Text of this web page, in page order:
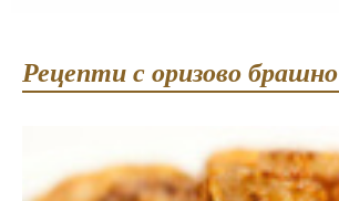
Рецепти с оризово брашно